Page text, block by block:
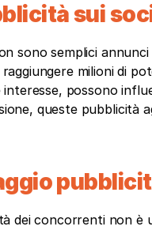
sui
sono semplici
milioni di
possono
queste pubblicità
dei concorrenti non